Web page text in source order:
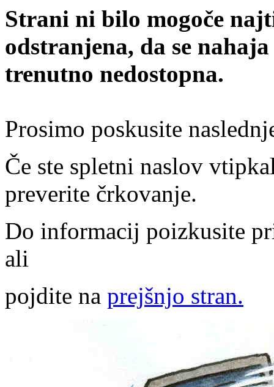
Strani ni bilo mogoče
odstranjena, da se
trenutno nedostopna.
Prosimo poskusite
Če ste spletni naslov
preverite črkovanje.
Do informacij poizkusite
ali
pojdite na prejšnjo stran.